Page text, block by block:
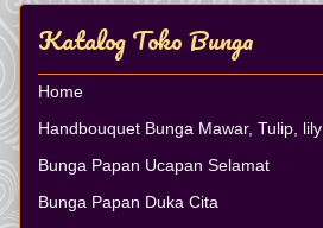
Katalog Toko Bunga
Home
Handbouquet Bunga Mawar, Tulip, lily
Bunga Papan Ucapan Selamat
Bunga Papan Duka Cita